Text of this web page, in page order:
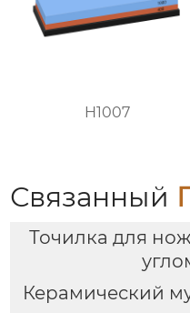
H1007
Связанный
Точилка для
Керамический